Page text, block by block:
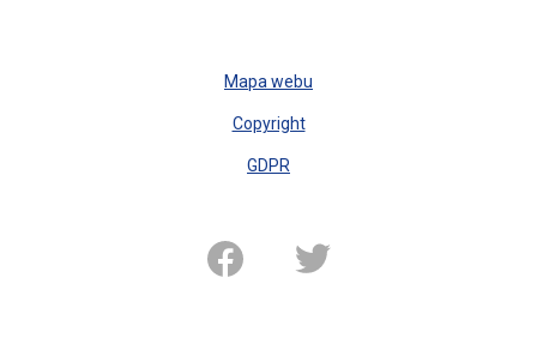
Mapa webu
Copyright
GDPR